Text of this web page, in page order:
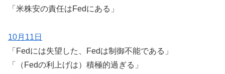
「米株安の責任はFedにある」
10月11日
「Fedには失望した、Fedは制御不能である」
「（Fedの利上げは）積極的過ぎる」